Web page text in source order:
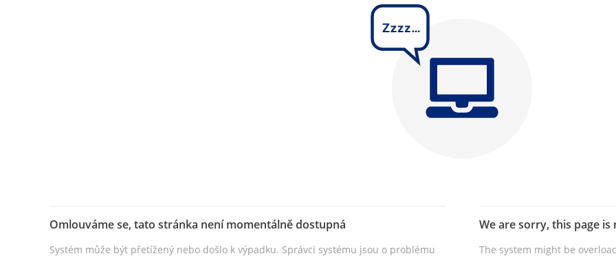
Omlouváme se, tato stránka není momentálně dostupná
Systém může být přetížený nebo došlo k výpadku. Správci systému jsou o problému
We are sorry, this page
The system might be